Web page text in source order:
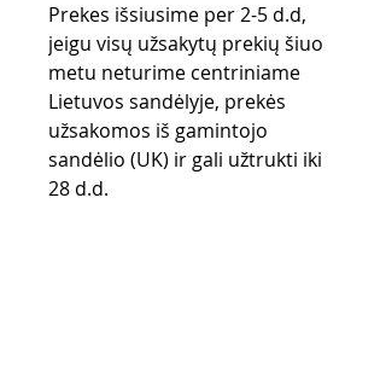
Prekes išsiusime per 2-5 d.d,
jeigu visų užsakytų prekių šiuo
metu neturime centriniame
Lietuvos sandėlyje, prekės
užsakomos iš gamintojo
sandėlio (UK) ir gali užtrukti iki
28 d.d.